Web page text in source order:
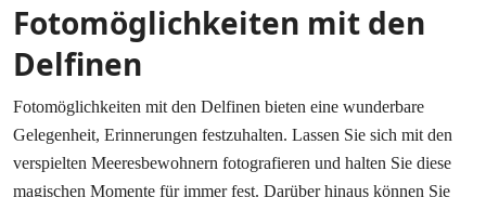
Fotomöglichkeiten mit den
Delfinen
Fotomöglichkeiten mit den Delfinen bieten eine wunderbare
Gelegenheit, Erinnerungen festzuhalten. Lassen Sie sich mit den
verspielten Meeresbewohnern fotografieren und halten Sie diese
magischen Momente für immer fest. Darüber hinaus können Sie